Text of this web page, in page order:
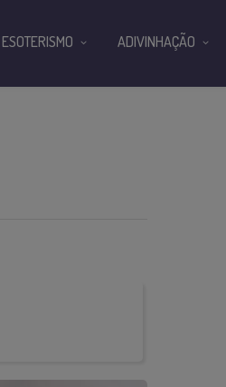
ESOTERISMO ADIVINHAÇÃO